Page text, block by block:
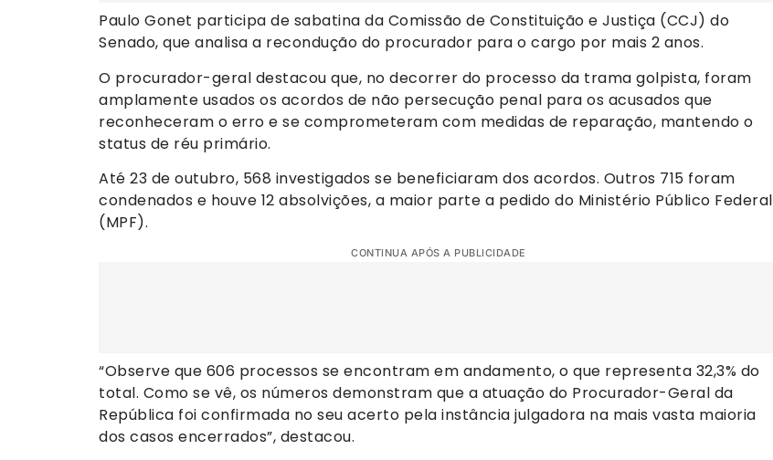
Paulo Gonet participa de sabatina da Comissão de Constituição e Justiça (CCJ) do
Senado, que analisa a recondução do procurador para o cargo por mais 2 anos.
O procurador-geral destacou que, no decorrer do processo da trama golpista, foram
amplamente usados os acordos de não persecução penal para os acusados que
reconheceram o erro e se comprometeram com medidas de reparação, mantendo o
status de réu primário.
Até 23 de outubro, 568 investigados se beneficiaram dos acordos. Outros 715 foram
condenados e houve 12 absolvições, a maior parte a pedido do Ministério Público Federal
(MPF).
CONTINUA APÓS A PUBLICIDADE
“Observe que 606 processos se encontram em andamento, o que representa 32,3% do
total. Como se vê, os números demonstram que a atuação do Procurador-Geral da
República foi confirmada no seu acerto pela instância julgadora na mais vasta maioria
dos casos encerrados”, destacou.